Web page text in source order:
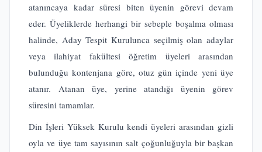
atanıncaya kadar süresi biten üyenin görevi devam
eder. Üyeliklerde herhangi bir sebeple boşalma olması
halinde, Aday Tespit Kurulunca seçilmiş olan adaylar
veya ilahiyat fakültesi öğretim üyeleri arasından
bulunduğu kontenjana göre, otuz gün içinde yeni üye
atanır. Atanan üye, yerine atandığı üyenin görev
süresini tamamlar.
Din İşleri Yüksek Kurulu kendi üyeleri arasından gizli
oyla ve üye tam sayısının salt çoğunluğuyla bir başkan